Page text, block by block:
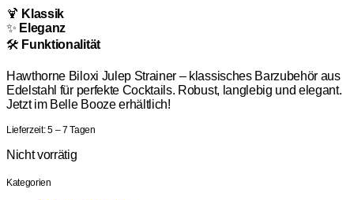
🍹 Klassik
✨ Eleganz
🛠️ Funktionalität
Hawthorne Biloxi Julep Strainer – klassisches Barzubehör aus
Edelstahl für perfekte Cocktails. Robust, langlebig und elegant.
Jetzt im Belle Booze erhältlich!
Lieferzeit:5 – 7 Tagen
Nicht vorrätig
Kategorien